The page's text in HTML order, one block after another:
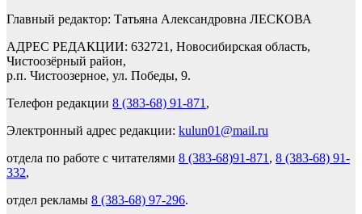
Главный редактор: Татьяна Александровна ЛЕСКОВА
АДРЕС РЕДАКЦИИ: 632721, Новосибирская область,
Чистоозёрный район,
р.п. Чистоозерное, ул. Победы, 9.
Телефон редакции 8 (383-68) 91-871 ,
Электронный адрес редакции: kulun01@mail.ru
отдела по работе с читателями 8 (383-68)91-871 , 8 (383-68) 91-
332,
отдел рекламы 8 (383-68) 97-296.